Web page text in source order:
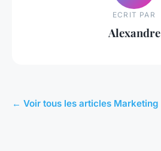
ECRIT PAR
Alexandre
← Voir tous les articles Marketing